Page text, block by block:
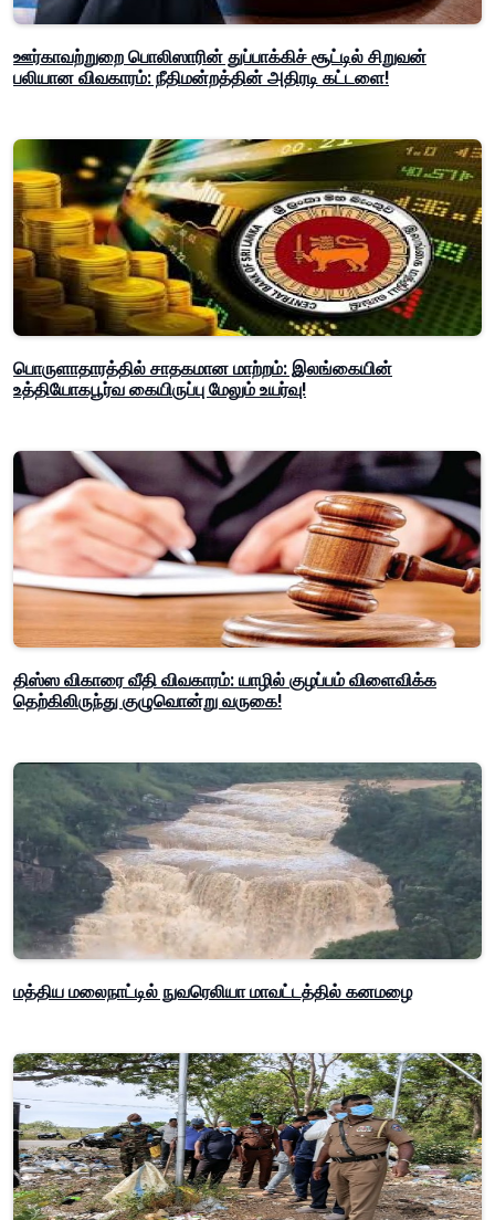
ஊர்காவற்றுறை பொலிஸாரின் துப்பாக்கிச் சூட்டில் சிறுவன்
பலியான விவகாரம்: நீதிமன்றத்தின் அதிரடி கட்டளை!
பொருளாதாரத்தில் சாதகமான மாற்றம்: இலங்கையின்
உத்தியோகபூர்வ கையிருப்பு மேலும் உயர்வு!
திஸ்ஸ விகாரை வீதி விவகாரம்: யாழில் குழப்பம் விளைவிக்க
தெற்கிலிருந்து குழுவொன்று வருகை!
மத்திய மலைநாட்டில் நுவரெலியா மாவட்டத்தில் கனமழை